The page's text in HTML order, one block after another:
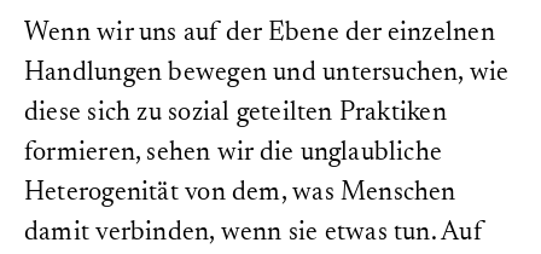
Wenn wir uns auf der Ebene der einzelnen
Handlungen bewegen und untersuchen, wie
diese sich zu sozial geteilten Praktiken
formieren, sehen wir die unglaubliche
Heterogenität von dem, was Menschen
damit verbinden, wenn sie etwas tun. Auf